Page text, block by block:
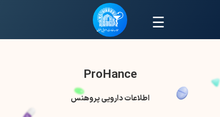
☰
ProHance
اطلاعات دارویی پروهنس